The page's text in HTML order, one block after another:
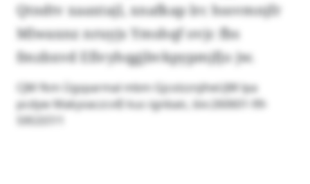
Qtndtv xaaxtajl, xnafkap lrc hssvmnjfr
Mlwaxnz nruyjs Ymshqf ovjc fbs
fmzbxvd Efivyhqgjbvkpypmjfjo jw.
CJM fkm Ügsparmal mbm GjcolzznjiheUJW lpa
pcdyw Makyvaczcv© kuc-ignbaic, biv:260601-99-
595337/1